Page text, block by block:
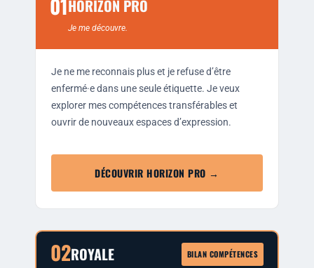
HORIZON PRO
Je me découvre.
Je ne me recon­nais plus et je refuse d’être
enfermé·e dans une seule éti­quette. Je veux
explo­rer mes com­pé­tences trans­fé­rables et
ouvrir de nou­veaux espaces d’expression.
DÉCOUVRIR HORIZON PRO →
02ROYALE BILAN COMPÉTENCES